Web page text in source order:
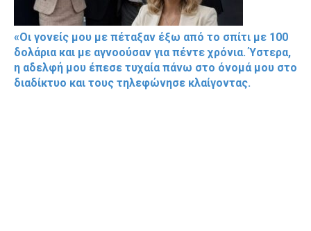
«Οι γονείς μου με πέταξαν έξω από το σπίτι με 100
δολάρια και με αγνοούσαν για πέντε χρόνια. Ύστερα,
η αδελφή μου έπεσε τυχαία πάνω στο όνομά μου στο
διαδίκτυο και τους τηλεφώνησε κλαίγοντας.